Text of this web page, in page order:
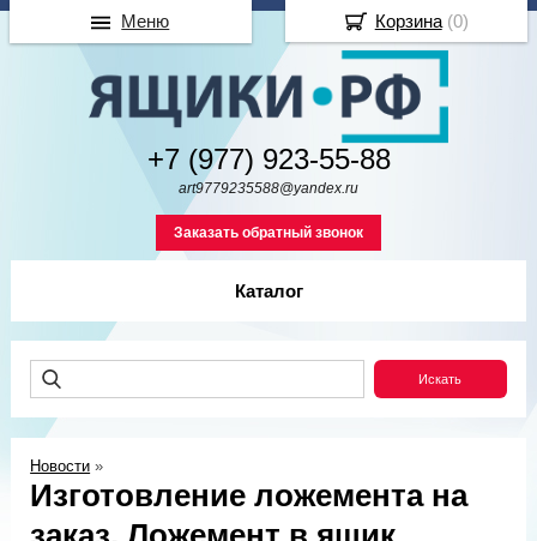
+7 (977) 923-55-88
art9779235588@yandex.ru
Заказать обратный звонок
Каталог
Новости »
Изготовление ложемента на
Корзина(0)
Меню